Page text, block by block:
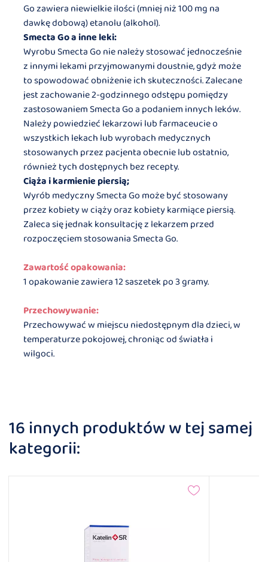
Go zawiera niewielkie ilości (mniej niż 100 mg na
dawkę dobową) etanolu (alkohol).
Smecta Go a inne leki:
Wyrobu Smecta Go nie należy stosować jednocześnie
z innymi lekami przyjmowanymi doustnie, gdyż może
to spowodować obniżenie ich skuteczności. Zalecane
jest zachowanie 2-godzinnego odstępu pomiędzy
zastosowaniem Smecta Go a podaniem innych leków.
Należy powiedzieć lekarzowi lub farmaceucie o
wszystkich lekach lub wyrobach medycznych
stosowanych przez pacjenta obecnie lub ostatnio,
również tych dostępnych bez recepty.
Ciąża i karmienie piersią;
Wyrób medyczny Smecta Go może być stosowany
przez kobiety w ciąży oraz kobiety karmiące piersią.
Zaleca się jednak konsultację z lekarzem przed
rozpoczęciem stosowania Smecta Go.
Zawartość opakowania:
1 opakowanie zawiera 12 saszetek po 3 gramy.
Przechowywanie:
Przechowywać w miejscu niedostępnym dla dzieci, w
temperaturze pokojowej, chroniąc od światła i
wilgoci.
16 innych produktów w tej samej
kategorii: